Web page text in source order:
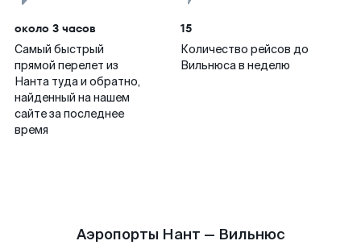
около 3 часов
Самый быстрый
прямой перелет из
Нанта туда и обратно,
найденный на нашем
сайте за последнее
время
15
Количество рейсов до
Вильнюса в неделю
Аэропорты Нант — Вильнюс